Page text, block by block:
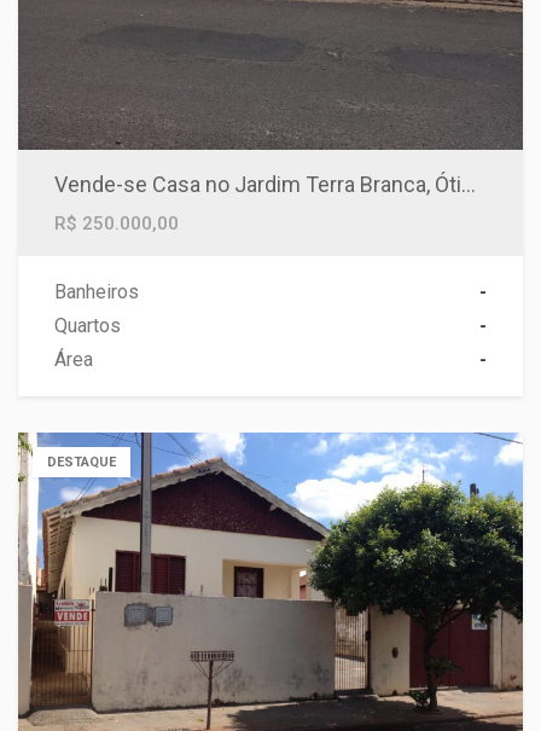
Vende-se Casa no Jardim Terra Branca, Ótima Localização
R$ 250.000,00
Banheiros
-
Quartos
-
Área
-
DESTAQUE